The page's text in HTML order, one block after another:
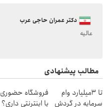
دکتر عمران حاجی عرب
عالیه
مطالب پیشنهادی
تا 3میلیارد وام
سرمایه در گردش
فروشگاه حضوری
یا اینترنتی داری؟